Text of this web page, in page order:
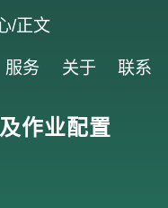
/正文
服务 关于 联系
作业配置